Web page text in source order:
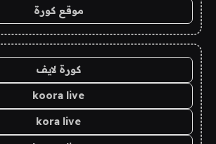
موقع كورة
كورة لايف
koora live
kora live